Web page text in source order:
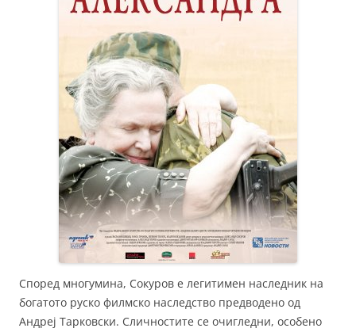
Според многумина, Сокуров е легитимен наследник на
богатото руско филмско наследство предводено од
Андреј Тарковски. Сличностите се очигледни, особено